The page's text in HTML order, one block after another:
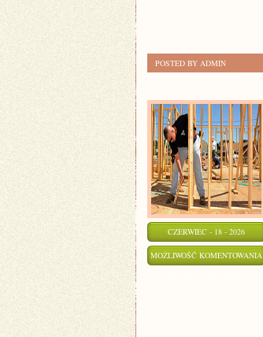
POSTED BY ADMIN
CZERWIEC - 18 - 2026
MOŻLIWOŚĆ KOMENTOWANIA